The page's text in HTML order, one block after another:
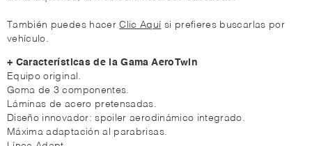
También puedes hacerClic Aquí si prefieres buscarlas por
vehículo.
+ Características de la Gama AeroTwin
Equipo original.
Goma de 3 componentes.
Láminas de acero pretensadas.
Diseño innovador: spoiler aerodinámico integrado.
Máxima adaptación al parabrisas.